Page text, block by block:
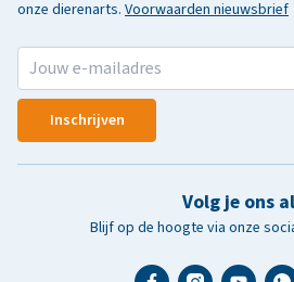
onze dierenarts. Voorwaarden nieuwsbrief
Inschrijven
Volg je ons
Blijf op de hoogte via onze